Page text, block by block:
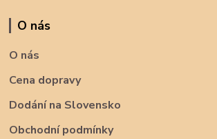
O nás
O nás
Cena dopravy
Dodání na Slovensko
Obchodní podmínky